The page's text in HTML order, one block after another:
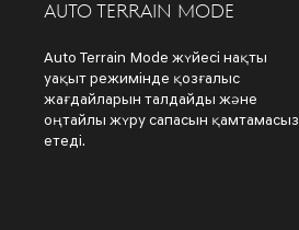
AUTO TERRAIN MODE
Auto Terrain Mode жүйесі нақты
уақыт режимінде қозғалыс
жағдайларын талдайды және
оңтайлы жүру сапасын қамтамасыз
етеді.